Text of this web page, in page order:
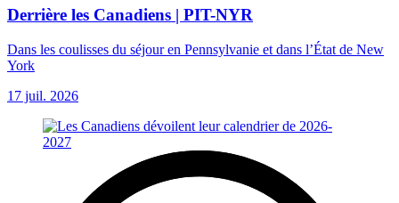
Derrière les Canadiens | PIT-NYR
Dans les coulisses du séjour en Pennsylvanie et dans l’État de New
York
17 juil. 2026